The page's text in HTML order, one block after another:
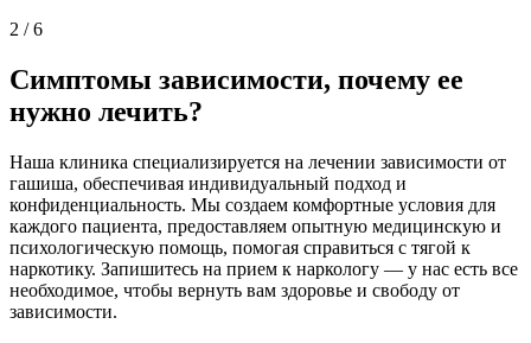
2 /6
Симптомы зависимости, почему ее
нужно лечить?
Наша клиника специализируется на лечении зависимости от
гашиша, обеспечивая индивидуальный подход и
конфиденциальность. Мы создаем комфортные условия для
каждого пациента, предоставляем опытную медицинскую и
психологическую помощь, помогая справиться с тягой к
наркотику. Запишитесь на прием к наркологу — у нас есть все
необходимое, чтобы вернуть вам здоровье и свободу от
зависимости.